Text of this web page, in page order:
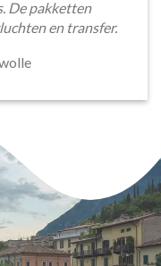
De pakketten
en transfer.